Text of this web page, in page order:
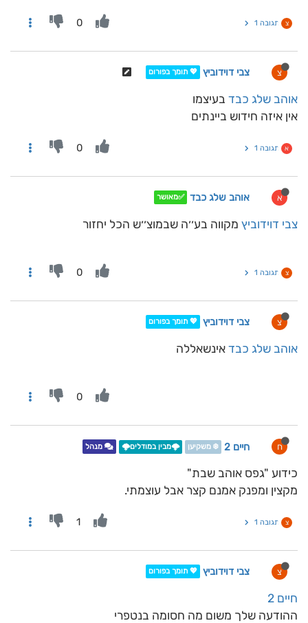
צ תגובה 1 0
צ צבי דוידוביץ 💖 תומך בפורום
אוהב שלג כבד בעיצמו
אין איזה חידוש ביינתים
א תגובה 1 0
א אוהב שלג כבד ✅מאושר
צבי דוידוביץ מקווה בע׳׳ה שבמוצ׳׳ש הכל יחזור
צ תגובה 1 0
צ צבי דוידוביץ 💖 תומך בפורום
אוהב שלג כבד אינשאללה
0
ח חיים 2 ❄️ משקיען 🌩️מבין במודלים🌩️ מנהל
כידוע "גפס אוהב שבת"
מקצין ומפנק אמנם קצר אבל עוצמתי.
צ תגובה 1 1
צ צבי דוידוביץ 💖 תומך בפורום
חיים 2
ההודעה שלך משום מה חסומה בנטפרי